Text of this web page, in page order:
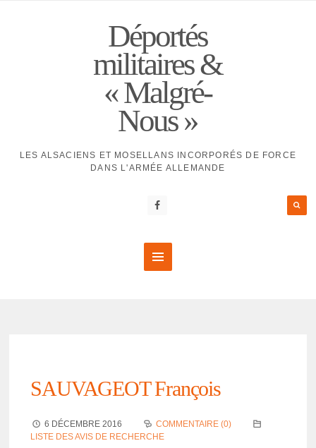
Déportés
militaires &
« Malgré-
Nous »
LES ALSACIENS ET MOSELLANS INCORPORÉS DE FORCE
DANS L'ARMÉE ALLEMANDE
SAUVAGEOT François
6 DÉCEMBRE 2016
COMMENTAIRE (0)
LISTE DES AVIS DE RECHERCHE